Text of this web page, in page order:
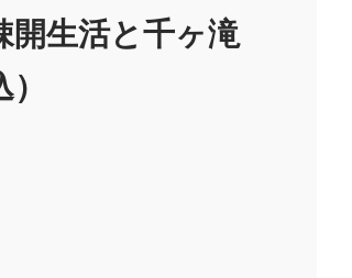
開生活と千ヶ滝